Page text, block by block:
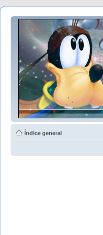
Índice general